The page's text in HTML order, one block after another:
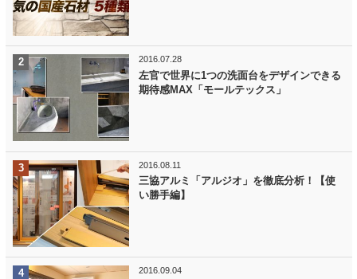
2016.07.28
左官で世界に1つの洗面台をデザインできる
期待感MAX「モールテックス」
2016.08.11
三協アルミ「アルジオ」を徹底分析！【使
い勝手編】
2016.09.04